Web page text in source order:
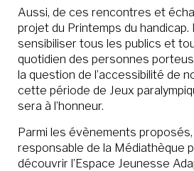
Aussi, de ces rencontres et
projet du Printemps du
sensibiliser tous les publics et
quotidien des personnes
la question de l’accessibilité de
cette période de Jeux
sera à l’honneur.
Parmi les évènements proposés,
responsable de la Médiathèque
découvrir l’Espace Jeunesse